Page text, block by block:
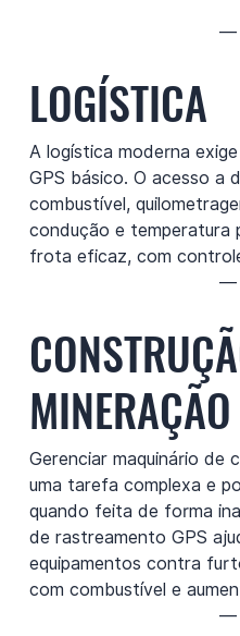
—
LOGÍSTICA
A logística moderna
GPS básico. O acesso a
combustível,
condução e temperatura
frota eficaz, com
—
MINERAÇÃO
Gerenciar maquinário de
uma tarefa complexa e
quando feita de forma
de rastreamento GPS
equipamentos contra
com combustível e
—